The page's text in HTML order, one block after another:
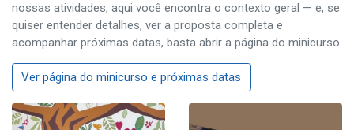
nossas atividades, aqui você encontra o contexto geral — e, se
quiser entender detalhes, ver a proposta completa e
acompanhar próximas datas, basta abrir a página do minicurso.
Ver página do minicurso e próximas datas